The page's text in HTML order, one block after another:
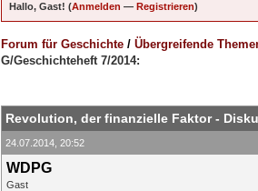
Hallo, Gast! (Anmelden — Registrieren)
Forum für Geschichte / Übergreifende
G/Geschichteheft 7/2014:
Revolution, der finanzielle Faktor -
24.07.2014, 20:52
WDPG
Gast